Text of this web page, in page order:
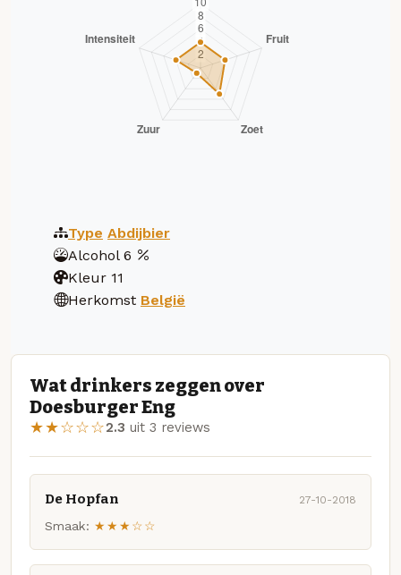
Type Abdijbier
Alcohol 6
Kleur 11
Herkomst België
Wat drinkers zeggen over
Doesburger Eng
★★☆☆☆2.3 uit 3 reviews
De Hopfan 27-10-2018
Smaak: ★★★☆☆